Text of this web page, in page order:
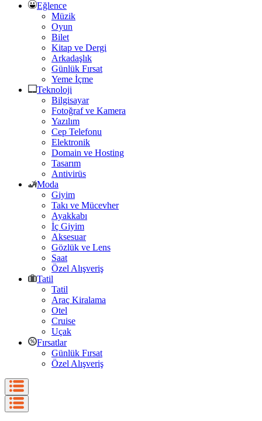
Eğlence
Müzik
Oyun
Bilet
Kitap ve Dergi
Arkadaşlık
Günlük Fırsat
Yeme İçme
Teknoloji
Bilgisayar
Fotoğraf ve Kamera
Yazılım
Cep Telefonu
Elektronik
Domain ve Hosting
Tasarım
Antivirüs
Moda
Giyim
Takı ve Mücevher
Ayakkabı
İç Giyim
Aksesuar
Gözlük ve Lens
Saat
Özel Alışveriş
Tatil
Tatil
Araç Kiralama
Otel
Cruise
Uçak
Fırsatlar
Günlük Fırsat
Özel Alışveriş